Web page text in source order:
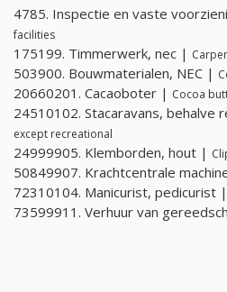
4785. Inspectie en vaste
facilities
175199. Timmerwerk, nec |
503900. Bouwmaterialen, NEC |
20660201. Cacaoboter | Cocoa
24510102. Stacaravans, behalve
except recreational
24999905. Klemborden, hout |
50849907. Krachtcentrale
72310104. Manicurist, pedicurist |
73599911. Verhuur van